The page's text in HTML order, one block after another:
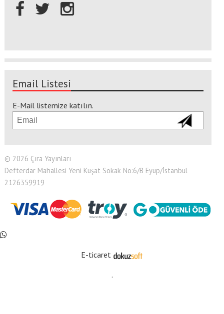
Email Listesi
E-Mail listemize katılın.
© 2026 Çıra Yayınları
Defterdar Mahallesi Yeni Kuşat Sokak No:6/B Eyüp/İstanbul
2126359919
E-ticaret
.